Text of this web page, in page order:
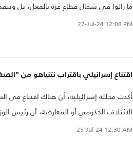
ما زالوا في شمال قطاع غزة بالفعل، بل
الاحتلال في محاور التوغل..
27-Jul-24 12:08 PM
اقتناع إسرائيلي باقتراب نتنياهو من
أكدت محللة إسرائيلية، أن هناك اقتناع في
الائتلاف الحكومي أو المعارضة، أن رئيس
صفقة وقف إطلاق النار في قطاع غزة
25-Jul-24 12:30 AM